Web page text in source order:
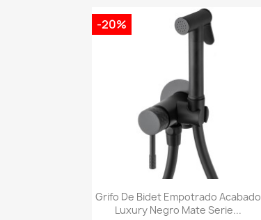
Vista rápida
Grifo De Bidet Empotrado Acabado
Luxury Negro Mate Serie...
-20%